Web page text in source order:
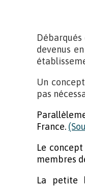
devenus
Un
pas
France.
Le
membres
La petite